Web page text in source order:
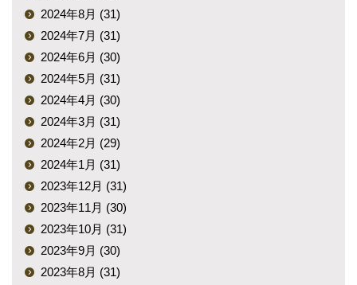
2024年8月 (31)
2024年7月 (31)
2024年6月 (30)
2024年5月 (31)
2024年4月 (30)
2024年3月 (31)
2024年2月 (29)
2024年1月 (31)
2023年12月 (31)
2023年11月 (30)
2023年10月 (31)
2023年9月 (30)
2023年8月 (31)